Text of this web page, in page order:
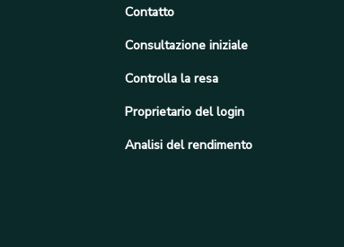
Contatto
Consultazione iniziale
Controlla la resa
Proprietario del login
Analisi del rendimento